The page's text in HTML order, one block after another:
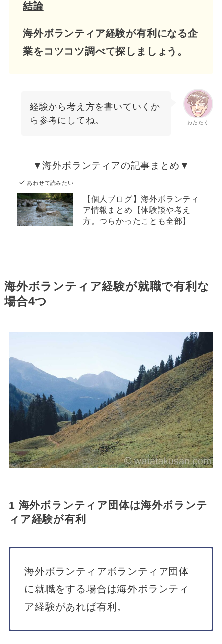
結論
海外ボランティア経験が有利になる企
業をコツコツ調べて探しましょう。
わたたく
経験から考え方を書いていくか
ら参考にしてね。
▼海外ボランティアの記事まとめ▼
あわせて読みたい
【個人ブログ】海外ボランティ
ア情報まとめ【体験談や考え
方。つらかったことも全部】
海外ボランティア経験が就職で有利な
場合4つ
1 海外ボランティア団体は海外ボランテ
ィア経験が有利
海外ボランティアボランティア団体
に就職をする場合は海外ボランティ
ア経験があれば有利。